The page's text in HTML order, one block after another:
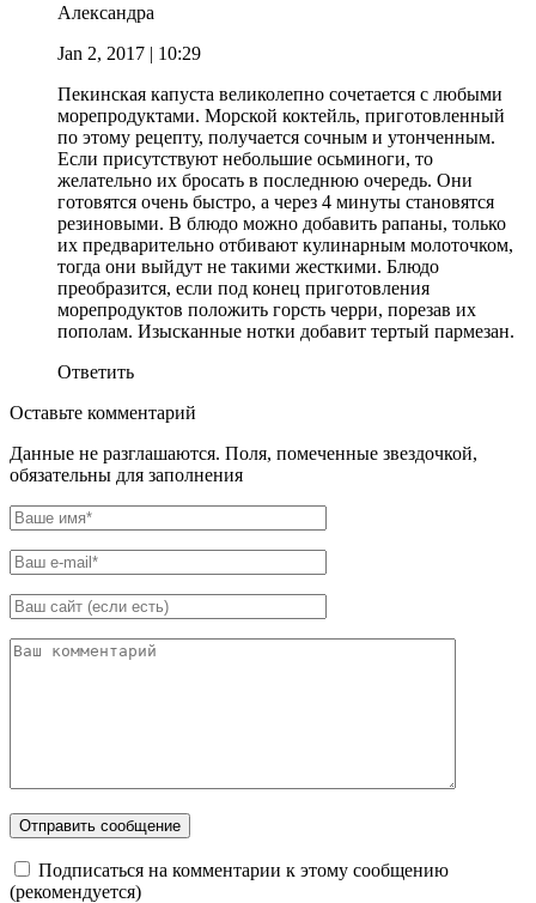
Александра
Jan 2, 2017 | 10:29
Пекинская капуста великолепно сочетается с любыми
морепродуктами. Морской коктейль, приготовленный
по этому рецепту, получается сочным и утонченным.
Если присутствуют небольшие осьминоги, то
желательно их бросать в последнюю очередь. Они
готовятся очень быстро, а через 4 минуты становятся
резиновыми. В блюдо можно добавить рапаны, только
их предварительно отбивают кулинарным молоточком,
тогда они выйдут не такими жесткими. Блюдо
преобразится, если под конец приготовления
морепродуктов положить горсть черри, порезав их
пополам. Изысканные нотки добавит тертый пармезан.
Ответить
Оставьте комментарий
Данные не разглашаются. Поля, помеченные звездочкой,
обязательны для заполнения
Подписаться на комментарии к этому сообщению
(рекомендуется)